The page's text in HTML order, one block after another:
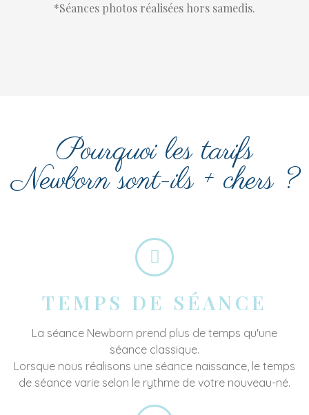
*Séances photos réalisées hors samedis.
Pourquoi les tarifs
Newborn sont-ils + chers ?
TEMPS DE SÉANCE
La séance Newborn prend plus de temps qu'une
séance classique.
Lorsque nous réalisons une séance naissance, le temps
de séance varie selon le rythme de votre nouveau-né.